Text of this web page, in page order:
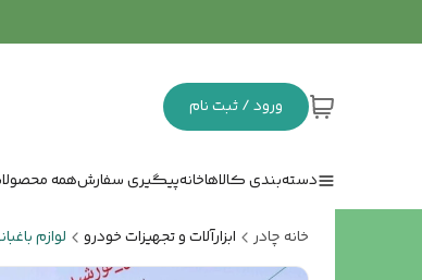
ورود / ثبت نام
دسته‌بندی کالاهاخانهپیگیری سفارشهمه
خانه چادر ابزارآلات و تجهیزات خودرو لوازم